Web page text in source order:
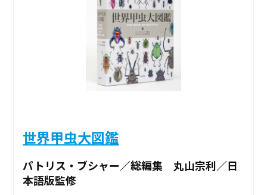
世界甲虫大図鑑
パトリス・ブシャー／総編集 丸山宗利／日
本語版監修